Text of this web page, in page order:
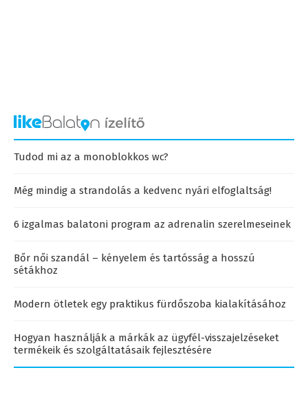
Tudod mi az a monoblokkos wc?
Még mindig a strandolás a kedvenc nyári elfoglaltság!
6 izgalmas balatoni program az adrenalin szerelmeseinek
Bőr női szandál – kényelem és tartósság a hosszú
sétákhoz
Modern ötletek egy praktikus fürdőszoba kialakításához
Hogyan használják a márkák az ügyfél-visszajelzéseket
termékeik és szolgáltatásaik fejlesztésére